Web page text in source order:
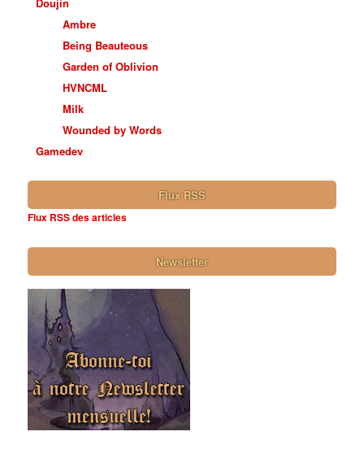
Ambre
Being Beauteous
Garden of Oblivion
HVNCML
Milk
Wounded by Words
Gamedev
Flux RSS
Flux RSS des articles
Newsletter